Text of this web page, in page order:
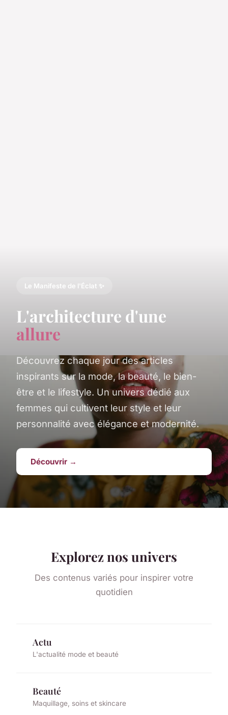
Le Manifeste de l'Éclat ✨
L'architecture d'une
allure
Découvrez chaque jour des articles
inspirants sur la mode, la beauté, le bien-
être et le lifestyle. Un univers dédié aux
femmes qui cultivent leur style et leur
personnalité avec élégance et modernité.
Découvrir →
Explorez nos univers
Des contenus variés pour inspirer votre
quotidien
Actu
L'actualité mode et beauté
Beauté
Maquillage, soins et skincare